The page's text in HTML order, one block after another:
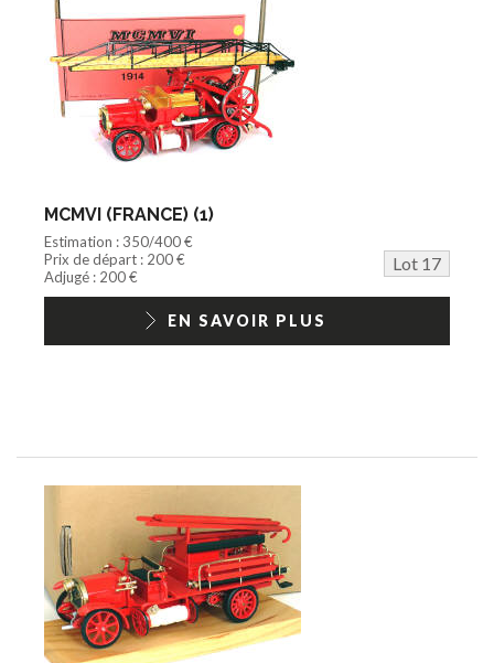
MCMVI (FRANCE) (1)
Estimation : 350/400 €
Prix de départ : 200 €
Lot 17
Adjugé : 200 €
EN SAVOIR PLUS